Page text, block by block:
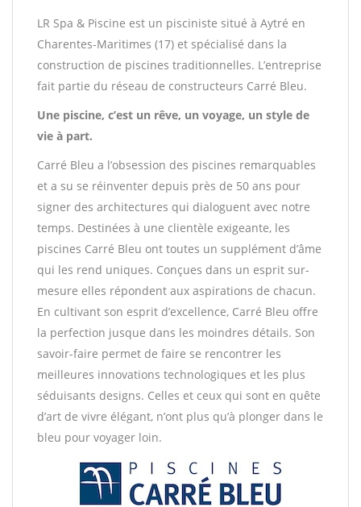
LR Spa & Piscine est un pisciniste situé à Aytré en
Charentes-Maritimes (17) et spécialisé dans la
construction de piscines traditionnelles. L’entreprise
fait partie du réseau de constructeurs Carré Bleu.
Une piscine, c’est un rêve, un voyage, un style de
vie à part.
Carré Bleu a l’obsession des piscines remarquables
et a su se réinventer depuis près de 50 ans pour
signer des architectures qui dialoguent avec notre
temps. Destinées à une clientèle exigeante, les
piscines Carré Bleu ont toutes un supplément d’âme
qui les rend uniques. Conçues dans un esprit sur-
mesure elles répondent aux aspirations de chacun.
En cultivant son esprit d’excellence, Carré Bleu offre
la perfection jusque dans les moindres détails. Son
savoir-faire permet de faire se rencontrer les
meilleures innovations technologiques et les plus
séduisants designs. Celles et ceux qui sont en quête
d’art de vivre élégant, n’ont plus qu’à plonger dans le
bleu pour voyager loin.